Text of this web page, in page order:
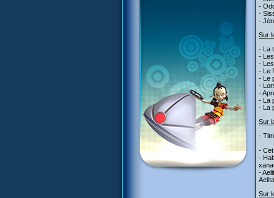
-
-
-
Sur
- La
-
-
- Le
- Le
-
-
- La
- La
Sur
-
- Cet
-
-
Sur